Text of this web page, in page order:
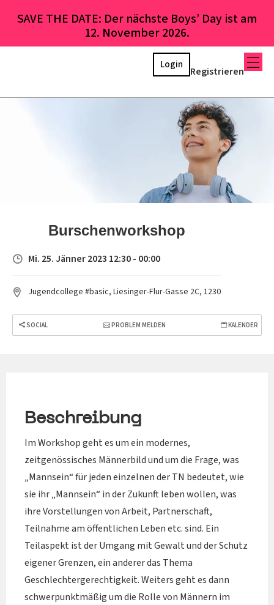
SAVE THE DATE: Der nächste Boys’ Day ist am
12. November 2026.
Registrieren
Login
Burschenworkshop
Mi. 25. Jänner 2023 12:30 - 00:00
Jugendcollege #basic, Liesinger-Flur-Gasse 2C, 1230
SOCIAL PROBLEM MELDEN KALENDER
Beschreibung
Im Workshop geht es um ein modernes,
zeitgenössisches Männerbild und um die Frage, was
„Mannsein“ für jeden einzelnen der TN bedeutet, wie
sie ihr „Mannsein“ in der Zukunft leben wollen, was
ihre Vorstellungen von Arbeit, Partnerschaft,
Teilnahme am öffentlichen Leben etc. sind. Ein
Teilaspekt ist der Umgang mit Gewalt und der Schutz
eigener Grenzen, ein anderer das Thema
Geschlechtergerechtigkeit. Weiters geht es dann
schwerpunktmäßig um die Rolle von Männern im